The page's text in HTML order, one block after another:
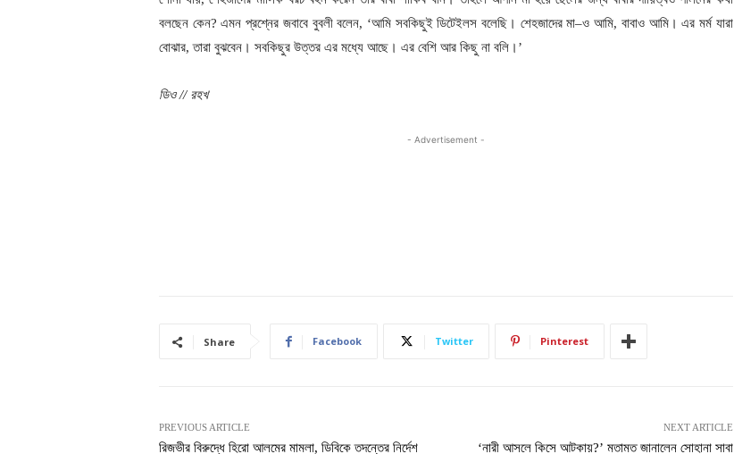
বলছেন কেন? এমন প্রশ্নের জবাবে বুবলী বলেন, ‘আমি সবকিছুই ডিটেইলস বলেছি। শেহজাদের মা–ও আমি, বাবাও আমি। এর মর্ম যারা
বোঝার, তারা বুঝবেন। সবকিছুর উত্তর এর মধ্যে আছে। এর বেশি আর কিছু না বলি।’
ডিও // রহখ
- Advertisement -
Share Facebook Twitter Pinterest
PREVIOUS ARTICLE
রিজভীর বিরুদ্ধে হিরো আলমের মামলা, ডিবিকে তদন্তের নির্দেশ
NEXT ARTICLE
‘নারী আসলে কিসে আটকায়?’ মতামত জানালেন সোহানা সাবা